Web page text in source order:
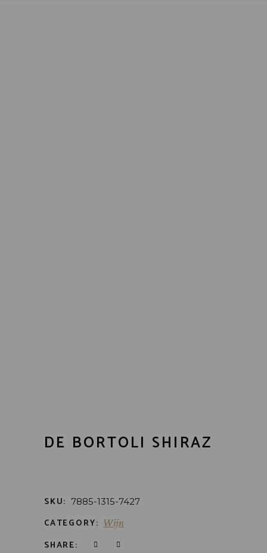
DE BORTOLI SHIRAZ
SKU: 7885-1315-7427
CATEGORY: Wijn
SHARE: